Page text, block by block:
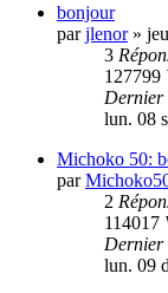
bonjour
parjlenor»
3
127799
Dernier
lun. 08
Michoko 50:
par
2
114017
Dernier
lun. 09